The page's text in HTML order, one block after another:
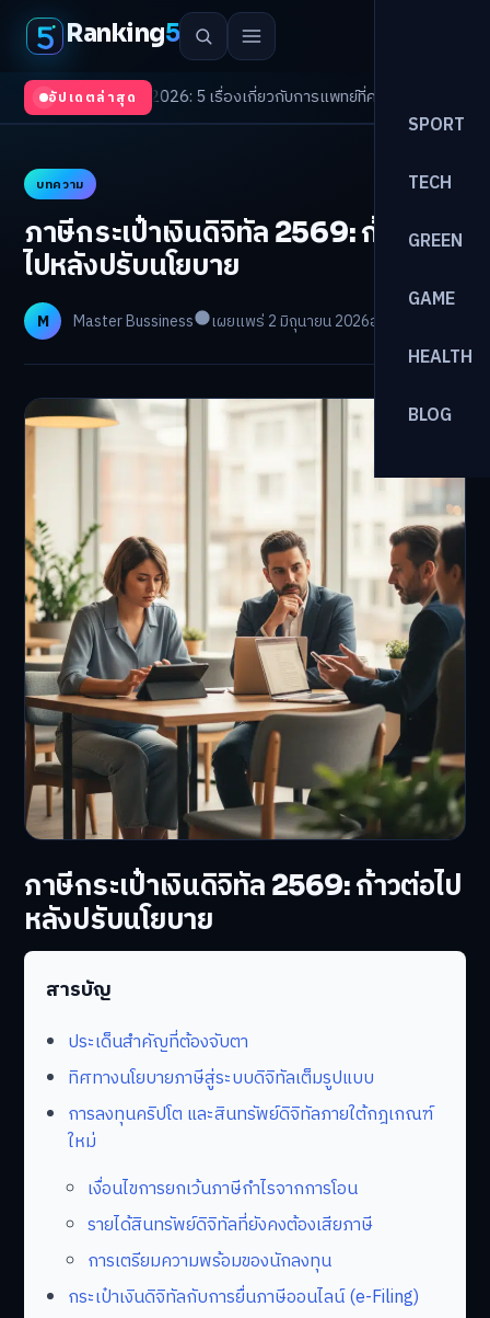
Ranking5
SPORT
TECH
GREEN
GAME
HEALTH
BLOG
อัปเดตล่าสุด
2026: 5 เรื่องเกี่ยวกับการแพทย์ที่ควรรู้/ดอกเบี้ยขาขึ้นรอบใหม่! จัด
บทความ
ภาษีกระเป๋าเงินดิจิทัล 2569: ก้าวต่อ
ไปหลังปรับนโยบาย
M Master Bussiness เผยแพร่ 2 มิถุนายน 2026อ่าน 25 นาที
ภาษีกระเป๋าเงินดิจิทัล 2569: ก้าวต่อไป
หลังปรับนโยบาย
สารบัญ
ประเด็นสำคัญที่ต้องจับตา
ทิศทางนโยบายภาษีสู่ระบบดิจิทัลเต็มรูปแบบ
การลงทุนคริปโต และสินทรัพย์ดิจิทัลภายใต้กฎเกณฑ์
ใหม่
เงื่อนไขการยกเว้นภาษีกำไรจากการโอน
รายได้สินทรัพย์ดิจิทัลที่ยังคงต้องเสียภาษี
การเตรียมความพร้อมของนักลงทุน
กระเป๋าเงินดิจิทัลกับการยื่นภาษีออนไลน์ (e-Filing)